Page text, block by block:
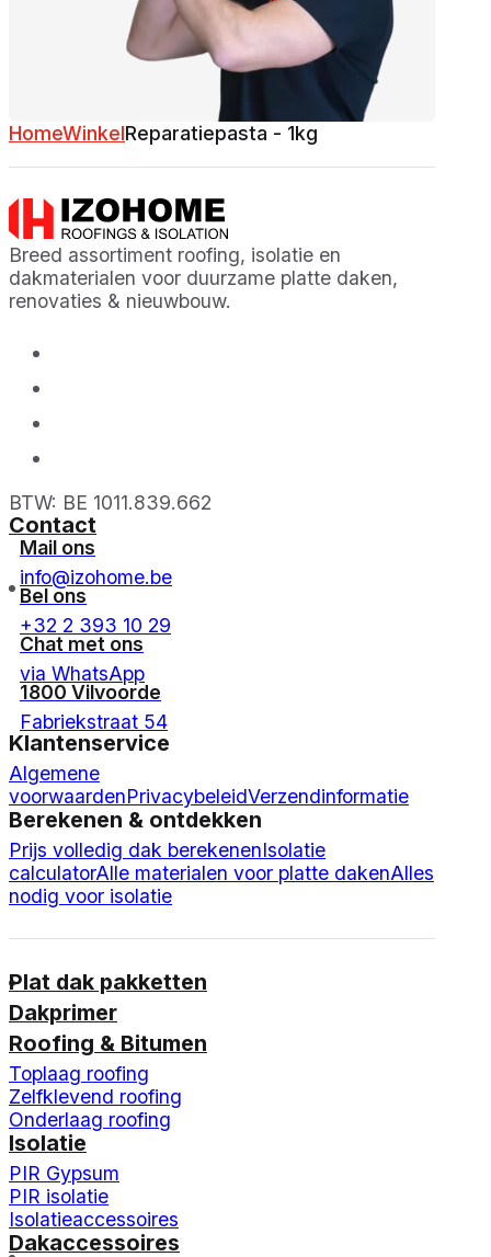
HomeWinkelReparatiepasta - 1kg
Breed assortiment roofing, isolatie en
dakmaterialen voor duurzame platte daken,
renovaties & nieuwbouw.
BTW: BE 1011.839.662
Contact
Mail ons
info@izohome.be
Bel ons
+32 2 393 10 29
Chat met ons
via WhatsApp
1800 Vilvoorde
Fabriekstraat 54
Klantenservice
Algemene
voorwaardenPrivacybeleidVerzendinformatie
Berekenen & ontdekken
Prijs volledig dak berekenenIsolatie
calculatorAlle materialen voor platte dakenAlles
nodig voor isolatie
Plat dak pakketten
Dakprimer
Roofing & Bitumen
Toplaag roofing
Zelfklevend roofing
Onderlaag roofing
Isolatie
PIR Gypsum
PIR isolatie
Isolatieaccessoires
Dakaccessoires